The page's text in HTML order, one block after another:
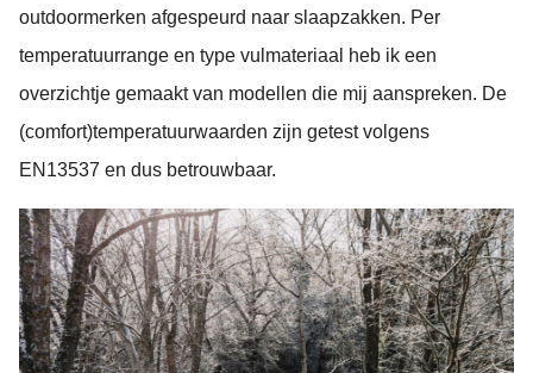
outdoormerken afgespeurd naar slaapzakken. Per
temperatuurrange en type vulmateriaal heb ik een
overzichtje gemaakt van modellen die mij aanspreken. De
(comfort)temperatuurwaarden zijn getest volgens
EN13537 en dus betrouwbaar.